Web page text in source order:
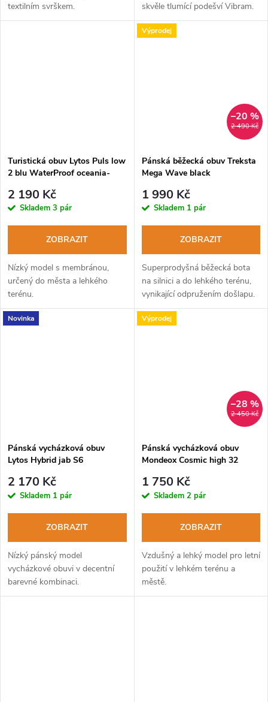
textilním svrškem.
skvěle tlumící podešví Vibram.
Turistická obuv Lytos Puls low
2 blu WaterProof oceania-
2 190 Kč
Skladem 3 pár
ZOBRAZIT
Nízký model s membránou,
určený do města a lehkého
terénu.
Výprodej
2 490 Kč
–20 %
Pánská běžecká obuv Treksta
Mega Wave black
1 990 Kč
Skladem 1 pár
ZOBRAZIT
Superprodyšná běžecká bota
na silnici a do lehkého terénu,
vynikající odpružením došlapu.
Novinka
Pánská vycházková obuv
Lytos Hybrid jab S6
2 170 Kč
Skladem 1 pár
ZOBRAZIT
Nízký pánský model
vycházkové obuvi v decentní
barevné kombinaci.
Výprodej
2 450 Kč
–28 %
Pánská vycházková obuv
Mondeox Cosmic high 32
1 750 Kč
Skladem 2 pár
ZOBRAZIT
Vzdušný a lehký model pro letní
použití v lehkém terénu a
městě.